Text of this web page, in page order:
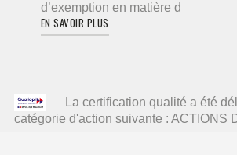
d’exemption en matière d
EN SAVOIR PLUS
La certification qualité a été
catégorie d'action suivante : ACTIONS